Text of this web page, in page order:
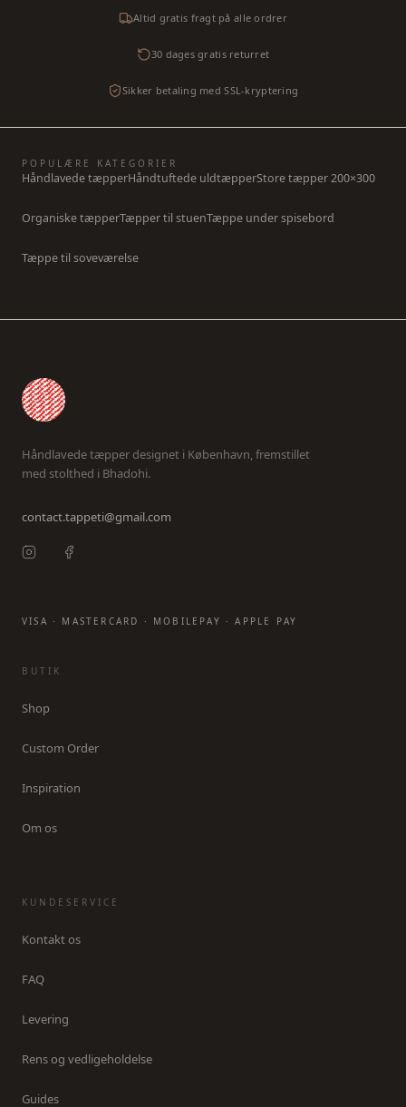
Altid gratis fragt på alle ordrer
30 dages gratis returret
Sikker betaling med SSL-kryptering
POPULÆRE KATEGORIER
Håndlavede tæpperHåndtuftede uldtæpperStore tæpper 200×300
Organiske tæpperTæpper til stuenTæppe under spisebord
Tæppe til soveværelse
Håndlavede tæpper designet i København, fremstillet
med stolthed i Bhadohi.
contact.tappeti@gmail.com
VISA · MASTERCARD · MOBILEPAY · APPLE PAY
BUTIK
Shop
Custom Order
Inspiration
Om os
KUNDESERVICE
Kontakt os
FAQ
Levering
Rens og vedligeholdelse
Guides